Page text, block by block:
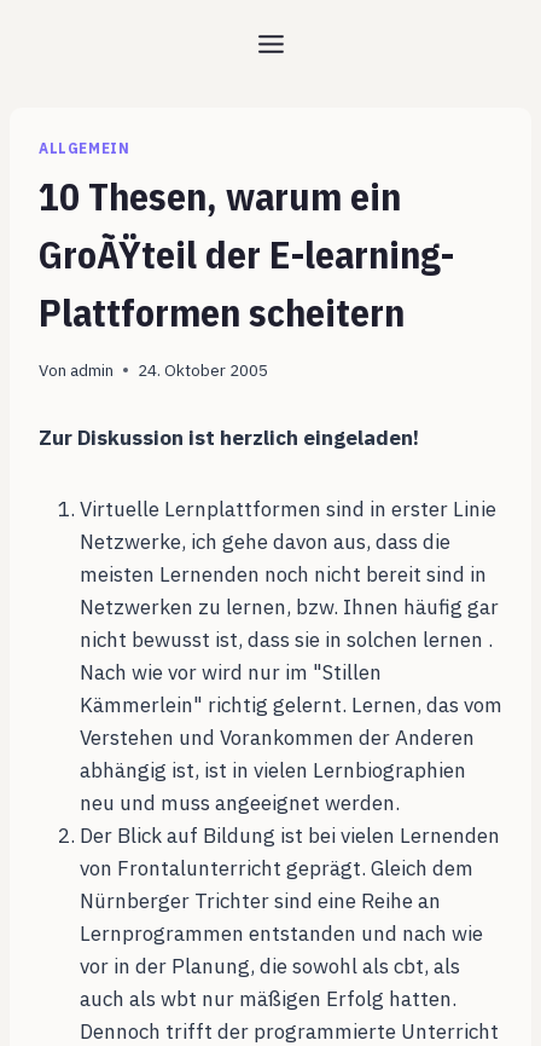
ALLGEMEIN
10 Thesen, warum ein
GroÃŸteil der E-learning-
Plattformen scheitern
Von admin 24. Oktober 2005
Zur Diskussion ist herzlich eingeladen!
Virtuelle Lernplattformen sind in erster Linie
Netzwerke, ich gehe davon aus, dass die
meisten Lernenden noch nicht bereit sind in
Netzwerken zu lernen, bzw. Ihnen häufig gar
nicht bewusst ist, dass sie in solchen lernen .
Nach wie vor wird nur im "Stillen
Kämmerlein" richtig gelernt. Lernen, das vom
Verstehen und Vorankommen der Anderen
abhängig ist, ist in vielen Lernbiographien
neu und muss angeeignet werden.
Der Blick auf Bildung ist bei vielen Lernenden
von Frontalunterricht geprägt. Gleich dem
Nürnberger Trichter sind eine Reihe an
Lernprogrammen entstanden und nach wie
vor in der Planung, die sowohl als cbt, als
auch als wbt nur mäßigen Erfolg hatten.
Dennoch trifft der programmierte Unterricht